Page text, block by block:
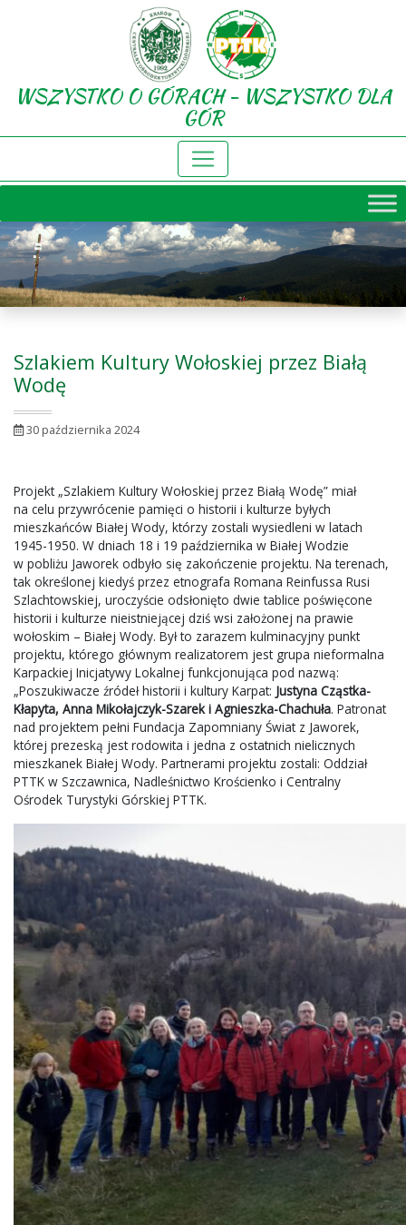
WSZYSTKO O GÓRACH - WSZYSTKO DLA
GÓR
Szlakiem Kultury Wołoskiej przez Białą
Wodę
30 października 2024
Projekt „Szlakiem Kultury Wołoskiej przez Białą Wodę” miał
na celu przywrócenie pamięci o historii i kulturze byłych
mieszkańców Białej Wody, którzy zostali wysiedleni w latach
1945-1950. W dniach 18 i 19 października w Białej Wodzie
w pobliżu Jaworek odbyło się zakończenie projektu. Na terenach,
tak określonej kiedyś przez etnografa Romana Reinfussa Rusi
Szlachtowskiej, uroczyście odsłonięto dwie tablice poświęcone
historii i kulturze nieistniejącej dziś wsi założonej na prawie
wołoskim – Białej Wody. Był to zarazem kulminacyjny punkt
projektu, którego głównym realizatorem jest grupa nieformalna
Karpackiej Inicjatywy Lokalnej funkcjonująca pod nazwą:
„Poszukiwacze źródeł historii i kultury Karpat: Justyna Cząstka-
Kłapyta, Anna Mikołajczyk-Szarek i Agnieszka-Chachuła. Patronat
nad projektem pełni Fundacja Zapomniany Świat z Jaworek,
której prezeską jest rodowita i jedna z ostatnich nielicznych
mieszkanek Białej Wody. Partnerami projektu zostali: Oddział
PTTK w Szczawnica, Nadleśnictwo Krościenko i Centralny
Ośrodek Turystyki Górskiej PTTK.